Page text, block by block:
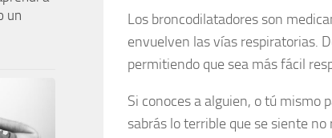
Los broncodilatadores son
envuelven las vías respiratorias.
permitiendo que sea más fácil
Si conoces a alguien, o tú mismo
sabrás lo terrible que se siente
un